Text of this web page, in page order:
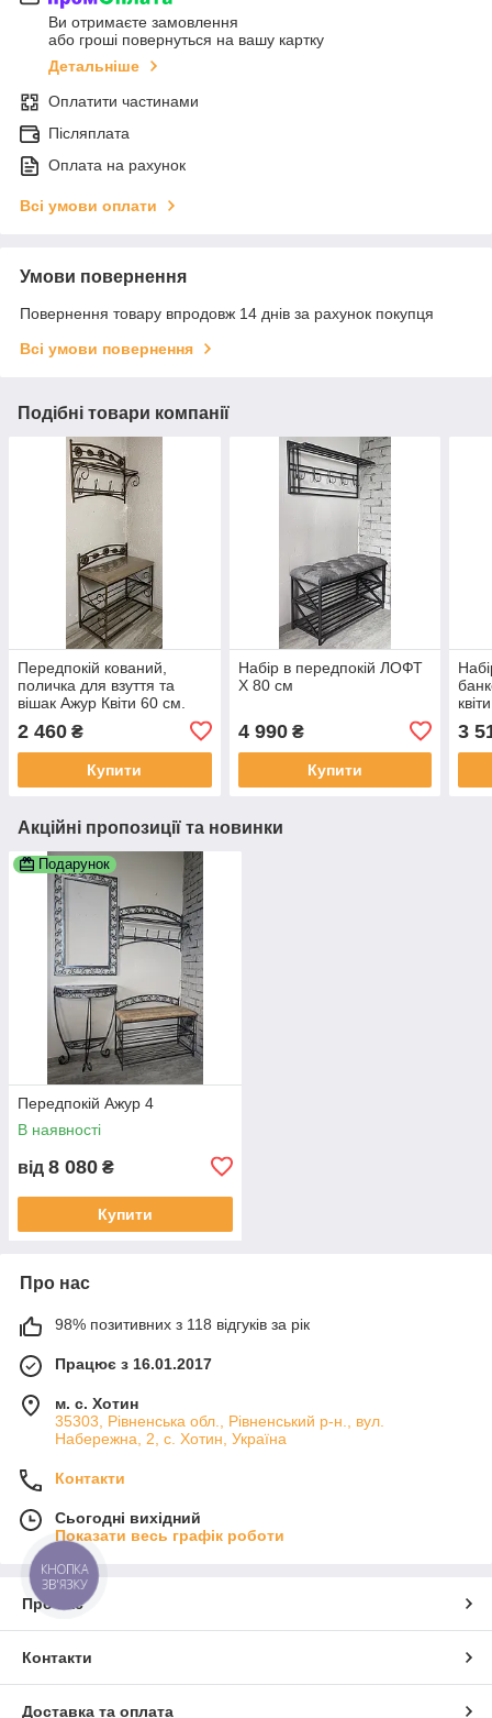
Ви отримаєте замовлення
або гроші повернуться на вашу картку
Детальніше
Оплатити частинами
Післяплата
Оплата на рахунок
Всі умови оплати
Умови повернення
Повернення товару впродовж 14 днів за рахунок покупця
Всі умови повернення
Подібні товари компанії
Передпокій кований,
поличка для взуття та
вішак Ажур Квіти 60 см.
2 460 ₴
Купити
Набір в передпокій ЛОФТ
Х 80 см
4 990₴
Купити
3
Акційні пропозиції та новинки
Подарунок
Передпокій Ажур 4
В наявності
від 8 080 ₴
Купити
Про нас
98% позитивних з 118 відгуків за рік
Працює з 16.01.2017
м. с. Хотин
35303, Рівненська обл., Рівненський р-н., вул.
Набережна, 2, с. Хотин, Україна
Контакти
Сьогодні вихідний
Показати весь графік роботи
Про нас
Контакти
Доставка та оплата
КНОПКА
ЗВ'ЯЗКУ